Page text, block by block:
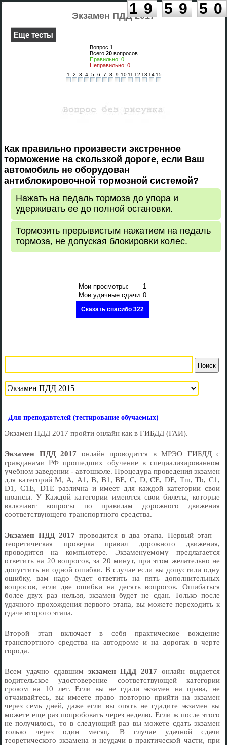
1 9 :5 9 :5 0
Экзамен ПДД 2017
Еще тесты
Вопрос 1
Всего 20вопросов
Правильно: 0
Неправильно: 0
1 2 3 4 5 6 7 8 9 10 11 12 13 14 15
Как правильно произвести экстренное
торможение на скользкой дороге, если Ваш
автомобиль не оборудован
антиблокировочной тормозной системой?
Нажать на педаль тормоза до упора и
удерживать ее до полной остановки.
Тормозить прерывистым нажатием на педаль
тормоза, не допуская блокировки колес.
Мои просмотры:
1
Мои удачные сдачи: 0
Сказать спасибо 322
Для преподавтелей (тестирование обучаемых)
Экзамен ПДД 2017 пройти онлайн как в ГИБДД (ГАИ).
Экзамен ПДД 2017 онлайн проводится в МРЭО ГИБДД с
гражданами РФ прошедших обучение в специализированном
учебном заведении - автошколе. Процедура проведения экзамен
для категорий М, А, А1, В, В1, ВЕ, С, D, СЕ, DE, Tm, Тb, С1,
D1, С1Е, D1E различна и имеет для каждой категории свои
нюансы. У Каждой категории имеются свои билеты, которые
включают вопросы по правилам дорожного движения
соответствующего транспортного средства.
Экзамен ПДД 2017 проводится в два этапа. Первый этап –
теоретическая проверка правил дорожного движения,
проводится на компьютере. Экзаменуемому предлагается
ответить на 20 вопросов, за 20 минут, при этом желательно не
допустить ни одной ошибки. В случае если вы допустили одну
ошибку, вам надо будет ответить на пять дополнительных
вопросов, если две ошибки на десять вопросов. Ошибаться
более двух раз нельзя, экзамен будет не сдан. Только после
удачного прохождения первого этапа, вы можете переходить к
сдаче второго этапа.
Второй этап включает в себя практическое вождение
транспортного средства на автодроме и на дорогах в черте
города.
Всем удачно сдавшим экзамен ПДД 2017 онлайн выдается
водительское удостоверение соответствующей категории
сроком на 10 лет. Если вы не сдали экзамен на права, не
отчаивайтесь, вы имеете право повторно прийти на экзамен
через семь дней, даже если вы опять не сдадите экзамен вы
можете еще раз попробовать через неделю. Если ж после этого
не получилось, то в следующий раз вы можете сдать экзамен
только через один месяц. В случае удачной сдачи
теоретического экзамена и неудачи в практической части, при